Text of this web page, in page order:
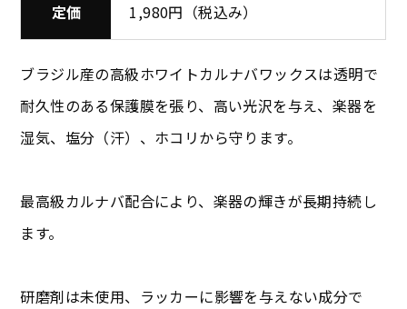
定価 1,980円（税込み）
ブラジル産の高級ホワイトカルナバワックスは透明で
耐久性のある保護膜を張り、高い光沢を与え、楽器を
湿気、塩分（汗）、ホコリから守ります。
最高級カルナバ配合により、楽器の輝きが長期持続し
ます。
研磨剤は未使用、ラッカーに影響を与えない成分で